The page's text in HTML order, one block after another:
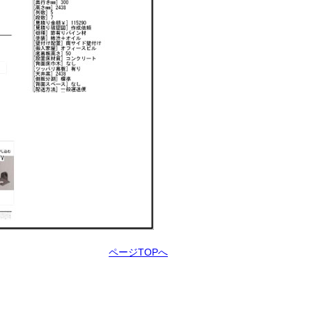
ページTOPへ